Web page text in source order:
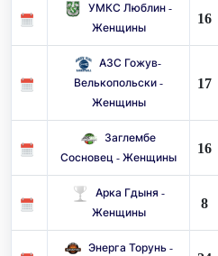
УМКС Люблин -
Женщины
16
АЗС Гожув-
Велькопольски -
Женщины
17
Заглембе
Сосновец - Женщины
16
Арка Гдыня -
Женщины
8
Энерга Торунь -